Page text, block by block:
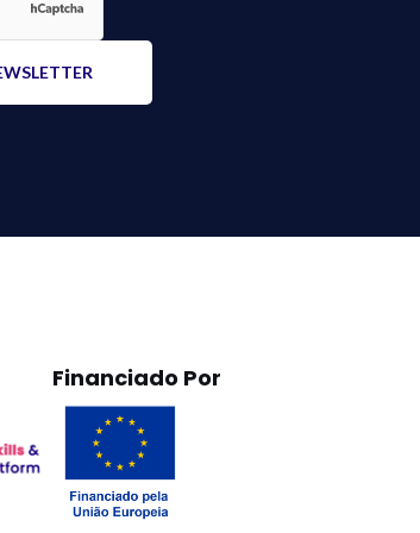
Financiado Por